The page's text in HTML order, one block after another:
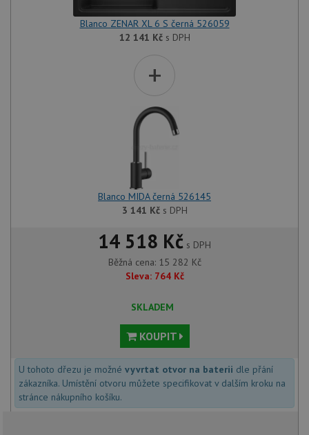
Blanco ZENAR XL 6 S černá 526059
12 141 Kčs DPH
+
Blanco MIDA černá 526145
3 141 Kčs DPH
14 518 Kč s DPH
Běžná cena: 15 282 Kč
Sleva: 764 Kč
SKLADEM
KOUPIT
U tohoto dřezu je možné vyvrtat otvor na baterii dle přání
zákazníka. Umístění otvoru můžete specifikovat v dalším kroku na
stránce nákupního košíku.